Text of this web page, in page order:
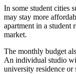
In some student cities
may stay more
apartment in a student
market.
The monthly budget
An individual studio
university residence or